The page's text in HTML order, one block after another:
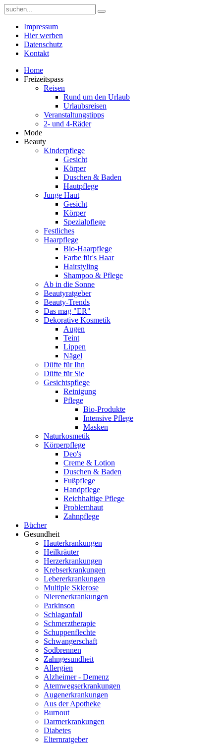
Impressum
Hier werben
Datenschutz
Kontakt
Home
Freizeitspass
Reisen
Rund um den Urlaub
Urlaubsreisen
Veranstaltungstipps
2- und 4-Räder
Mode
Beauty
Kinderpflege
Gesicht
Körper
Duschen & Baden
Hautpflege
Junge Haut
Gesicht
Körper
Spezialpflege
Festliches
Haarpflege
Bio-Haarpflege
Farbe für's Haar
Hairstyling
Shampoo & Pflege
Ab in die Sonne
Beautyratgeber
Beauty-Trends
Das mag "ER"
Dekorative Kosmetik
Augen
Teint
Lippen
Nägel
Düfte für Ihn
Düfte für Sie
Gesichtspflege
Reinigung
Pflege
Bio-Produkte
Intensive Pflege
Masken
Naturkosmetik
Körperpflege
Deo's
Creme & Lotion
Duschen & Baden
Fußpflege
Handpflege
Reichhaltige Pflege
Problemhaut
Zahnpflege
Bücher
Gesundheit
Hauterkrankungen
Heilkräuter
Herzerkrankungen
Krebserkrankungen
Lebererkrankungen
Multiple Sklerose
Nierenerkrankungen
Parkinson
Schlaganfall
Schmerztherapie
Schuppenflechte
Schwangerschaft
Sodbrennen
Zahngesundheit
Allergien
Alzheimer - Demenz
Atemwegserkrankungen
Augenerkrankungen
Aus der Apotheke
Burnout
Darmerkrankungen
Diabetes
Elternratgeber